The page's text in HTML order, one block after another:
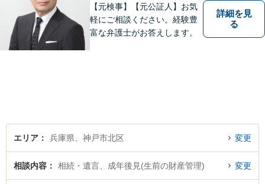
【元検事】【元公証人】お気
軽にご相談ください。経験豊
富な弁護士がお答えします。
詳細を見
る
エリア 兵庫県、神戸市北区 変更
相談内容 相続・遺言、成年後見(生前の財産管理) 変更